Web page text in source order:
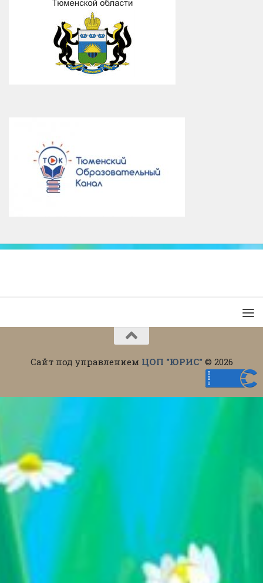
Сайт под управлением ЦОП "ЮРИС" © 2026